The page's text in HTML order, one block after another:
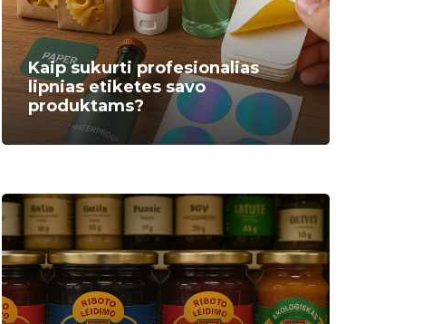
Kaip sukurti profesionalias
lipnias etiketes savo
produktams?